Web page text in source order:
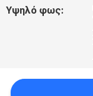
Υψηλό φως: